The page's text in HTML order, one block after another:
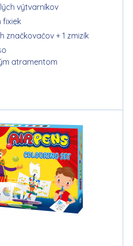
výtvarníkov
fixiek
značkovačov + 1 zmizík
atramentom